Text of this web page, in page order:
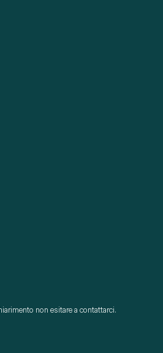
non esitare a contattarci.